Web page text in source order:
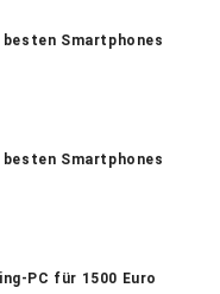
besten Smartphones
besten Smartphones
PC für 1500 Euro